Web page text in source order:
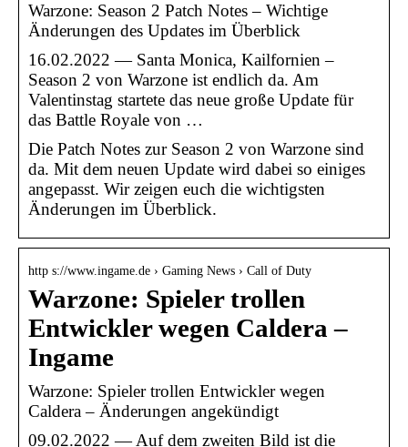
Warzone: Season 2 Patch Notes – Wichtige
Änderungen des Updates im Überblick
16.02.2022 — Santa Monica, Kailfornien –
Season 2 von Warzone ist endlich da. Am
Valentinstag startete das neue große Update für
das Battle Royale von …
Die Patch Notes zur Season 2 von Warzone sind
da. Mit dem neuen Update wird dabei so einiges
angepasst. Wir zeigen euch die wichtigsten
Änderungen im Überblick.
http s://www.ingame.de › Gaming News › Call of Duty
Warzone: Spieler trollen
Entwickler wegen Caldera –
Ingame
Warzone: Spieler trollen Entwickler wegen
Caldera – Änderungen angekündigt
09.02.2022 — Auf dem zweiten Bild ist die